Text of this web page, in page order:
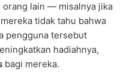
orang lain — misalnya jika
tidak tahu bahwa
pengguna tersebut
hadiahnya,
bagi mereka.